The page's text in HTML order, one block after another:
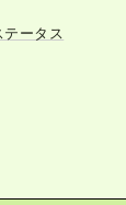
テータス